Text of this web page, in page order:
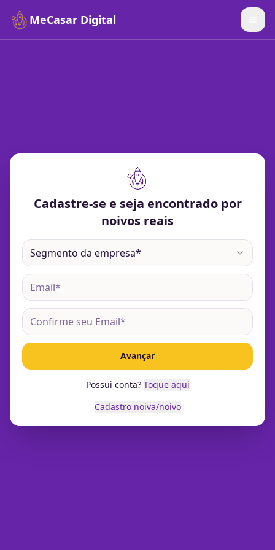
MeCasar Digital
Cadastre-se e seja encontrado por
noivos reais
Segmento da empresa*
Avançar
Possui conta? Toque aqui
Cadastro noiva/noivo